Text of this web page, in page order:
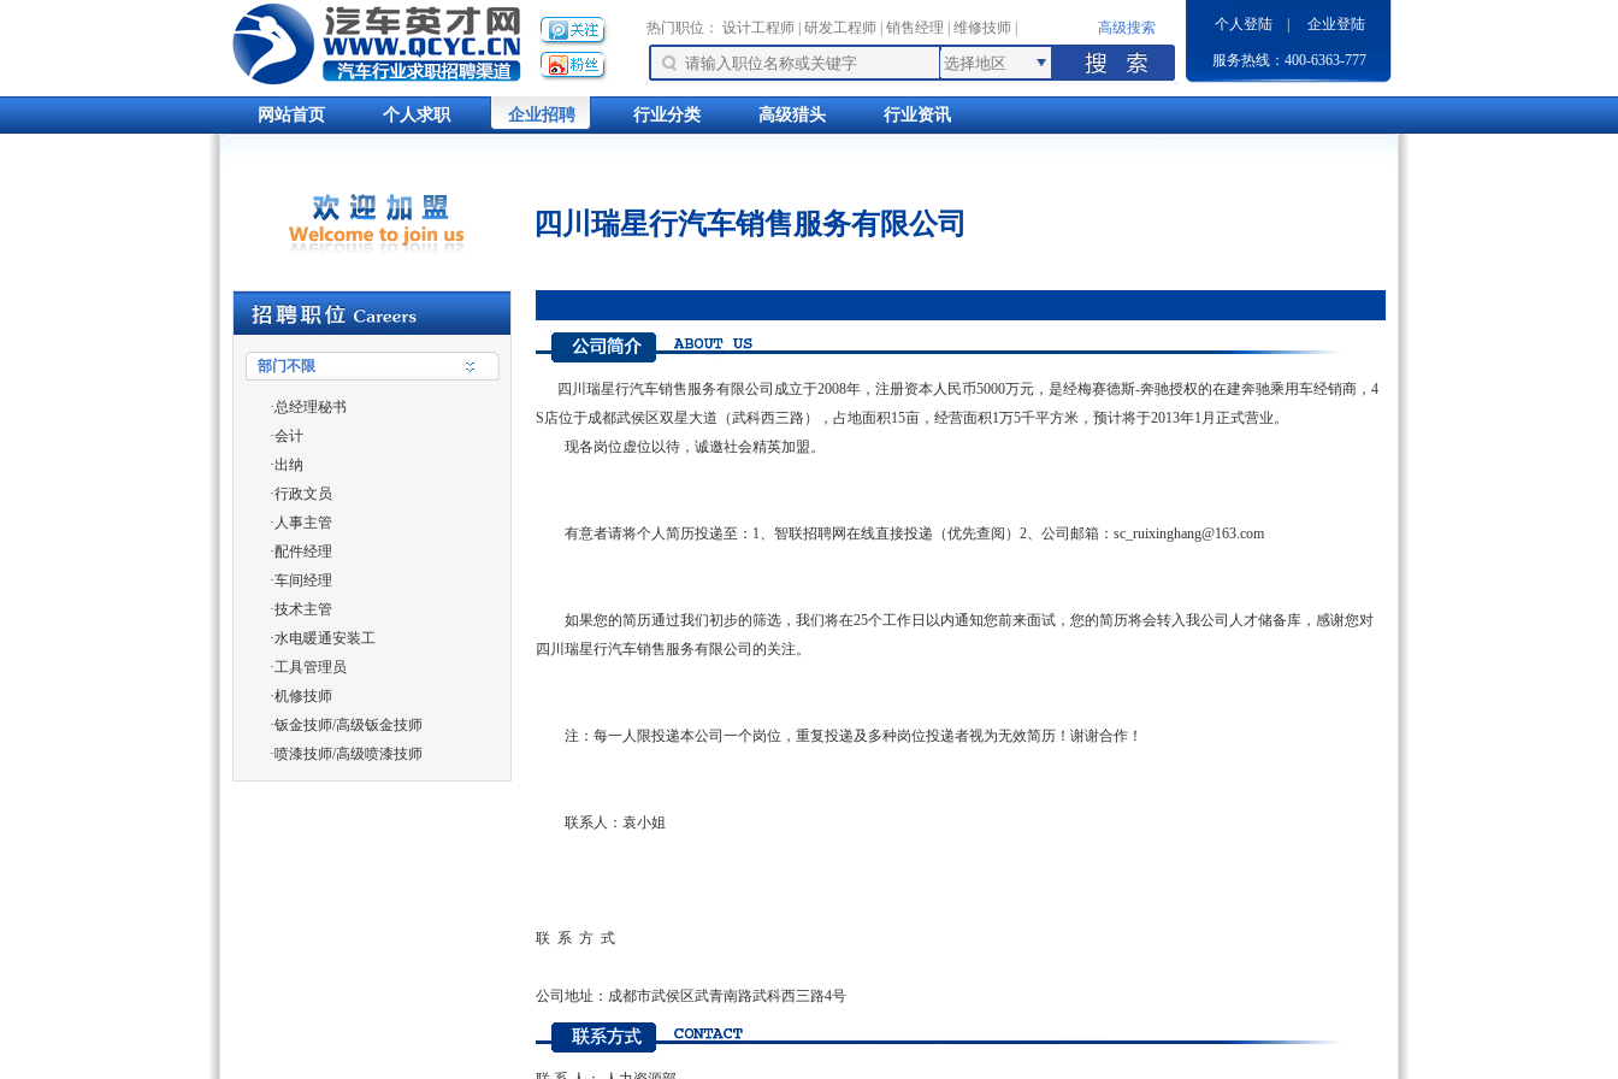
热门职位： 设计工程师 研发工程师 销售经理 维修技师 高级搜索 个人登陆| 企业登陆
服务热线：400-6363-777
网站首页 个人求职 企业招聘 行业分类 高级猎头 行业资讯
四川瑞星行汽车销售服务有限公司
部门不限
·总经理秘书
·会计
·出纳
·行政文员
· 人事主管
·配件经理
·车间经理
·技术主管
·水电暖通安装工
·工具管理员
·机修技师
·钣金技师/高级钣金技师
·喷漆技师/高级喷漆技师
四川瑞星行汽车销售服务有限公司成立于2008年，注册资本人民币5000万元，是经梅赛德斯-奔驰授权的在建奔驰乘用车经销商，4
S店位于成都武侯区双星大道（武科西三路），占地面积15亩，经营面积1万5千平方米，预计将于2013年1月正式营业。
现各岗位虚位以待，诚邀社会精英加盟。
有意者请将个人简历投递至：1、智联招聘网在线直接投递（优先查阅）2、公司邮箱：sc_ruixinghang@163.com
如果您的简历通过我们初步的筛选，我们将在25个工作日以内通知您前来面试，您的简历将会转入我公司人才储备库，感谢您对
四川瑞星行汽车销售服务有限公司的关注。
注：每一人限投递本公司一个岗位，重复投递及多种岗位投递者视为无效简历！谢谢合作！
联系人：袁小姐
联 系 方 式
公司地址：成都市武侯区武青南路武科西三路4号